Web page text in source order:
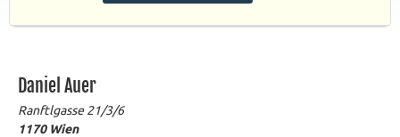
Daniel Auer
Ranftlgasse 21/3/6
1170 Wien